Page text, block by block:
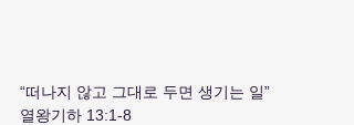
“떠나지 않고 그대로 두면 생기는 일”
열왕기하 13:1-8